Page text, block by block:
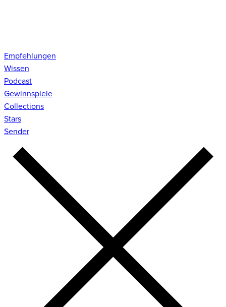
Empfehlungen
Wissen
Podcast
Gewinnspiele
Collections
Stars
Sender